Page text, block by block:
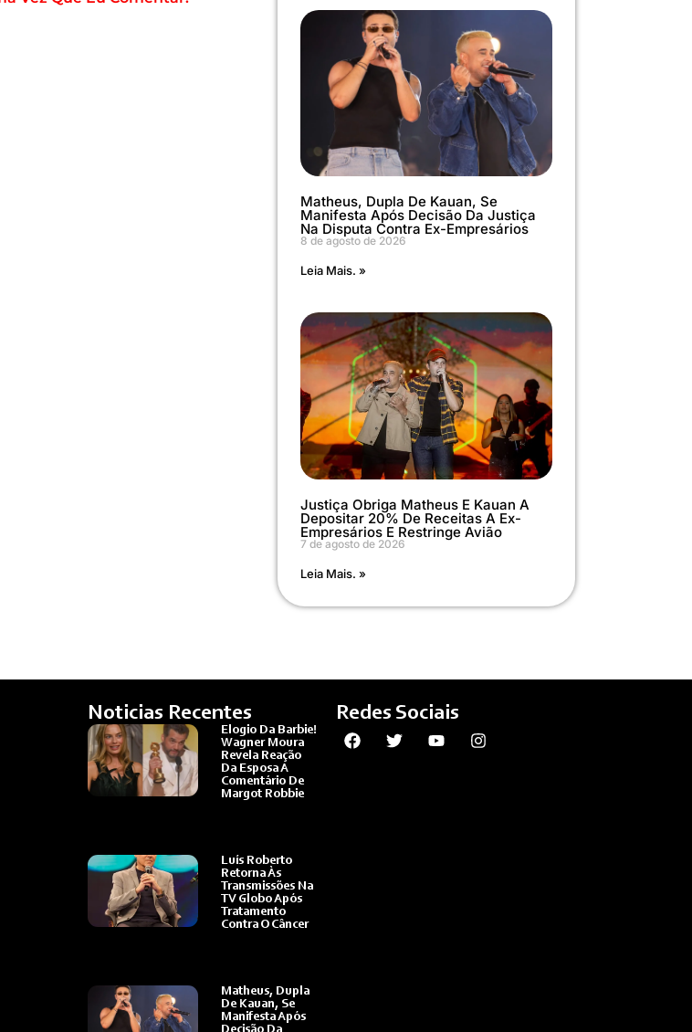
Matheus, Dupla De Kauan, Se
Manifesta Após Decisão Da Justiça
Na Disputa Contra Ex-Empresários
8 de agosto de 2026
Leia Mais. »
Justiça Obriga Matheus E Kauan A
Depositar 20% De Receitas A Ex-
Empresários E Restringe Avião
7 de agosto de 2026
Leia Mais. »
Noticias Recentes
Elogio Da Barbie!
Wagner Moura
Revela Reação
Da Esposa A
Comentário De
Margot Robbie
Luís Roberto
Retorna Às
Transmissões Na
TV Globo Após
Tratamento
Contra O Câncer
Matheus, Dupla
De Kauan, Se
Manifesta Após
Redes Sociais